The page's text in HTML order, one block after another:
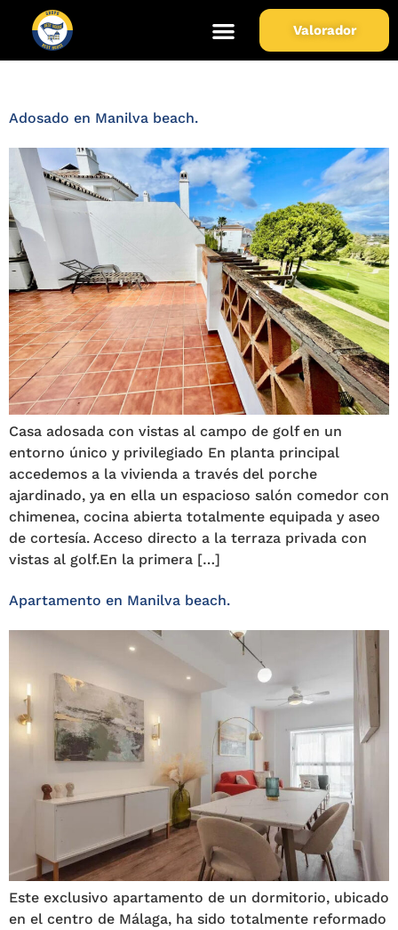
Valorador
Zona de Propiedad: Manilva
beach
Adosado en Manilva beach.
Casa adosada con vistas al campo de golf en un
entorno único y privilegiado En planta principal
accedemos a la vivienda a través del porche
ajardinado, ya en ella un espacioso salón comedor con
chimenea, cocina abierta totalmente equipada y aseo
de cortesía. Acceso directo a la terraza privada con
vistas al golf.En la primera […]
Apartamento en Manilva beach.
Este exclusivo apartamento de un dormitorio, ubicado
en el centro de Málaga, ha sido totalmente reformado